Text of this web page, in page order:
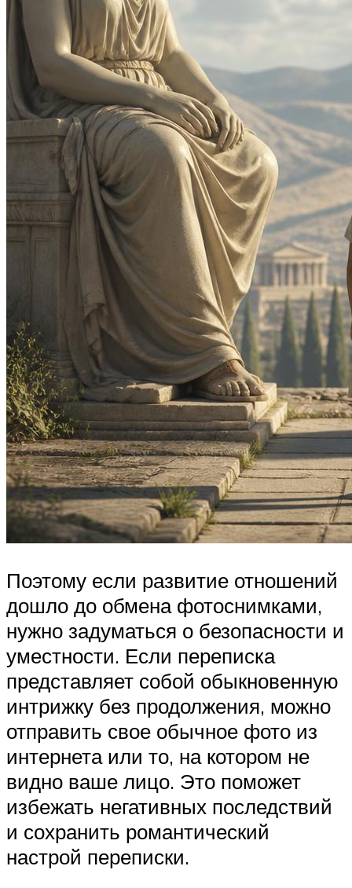
Поэтому если развитие отношений
дошло до обмена фотоснимками,
нужно задуматься о безопасности и
уместности. Если переписка
представляет собой обыкновенную
интрижку без продолжения, можно
отправить свое обычное фото из
интернета или то, на котором не
видно ваше лицо. Это поможет
избежать негативных последствий
и сохранить романтический
настрой переписки.